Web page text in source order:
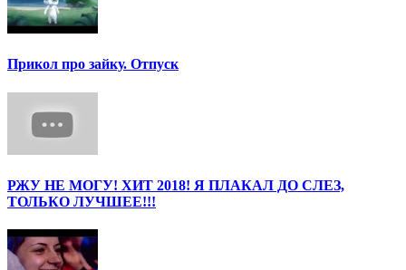
Прикол про зайку. Отпуск
РЖУ НЕ МОГУ! ХИТ 2018! Я ПЛАКАЛ ДО СЛЕЗ,
ТОЛЬКО ЛУЧШЕЕ!!!